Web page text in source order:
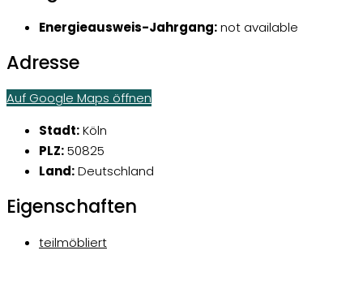
Energieausweis-Jahrgang:not available
Adresse
Auf Google Maps öffnen
Stadt:Köln
PLZ:50825
Land:Deutschland
Eigenschaften
teilmöbliert